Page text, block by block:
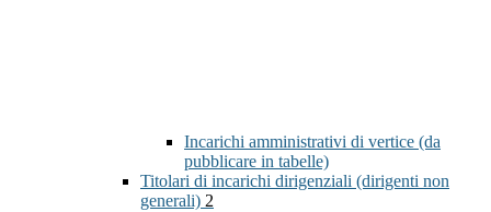
Incarichi amministrativi di vertice (da
pubblicare in tabelle)
Titolari di incarichi dirigenziali (dirigenti non
generali) 2